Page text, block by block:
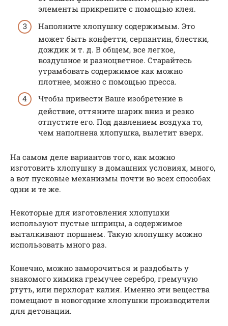
элементы прикрепите с помощью клея.
Наполните хлопушку содержимым. Это
может быть конфетти, серпантин, блестки,
дождик и т. д. В общем, все легкое,
воздушное и разноцветное. Старайтесь
утрамбовать содержимое как можно
плотнее, можно с помощью пресса.
Чтобы привести Ваше изобретение в
действие, оттяните шарик вниз и резко
отпустите его. Под давлением воздуха то,
чем наполнена хлопушка, вылетит вверх.
На самом деле вариантов того, как можно
изготовить хлопушку в домашних условиях, много,
а вот пусковые механизмы почти во всех способах
одни и те же.
Некоторые для изготовления хлопушки
используют пустые шприцы, а содержимое
выталкивают поршнем. Такую хлопушку можно
использовать много раз.
Конечно, можно заморочиться и раздобыть у
знакомого химика гремучее серебро, гремучую
ртуть, или перхлорат калия. Именно эти вещества
помещают в новогодние хлопушки производители
для детонации.